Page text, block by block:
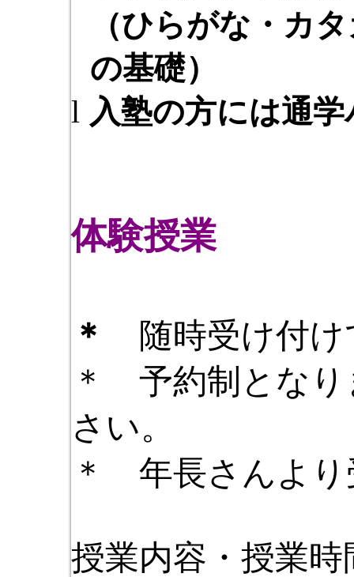
（ひらがな・カ
の基礎）
l 入塾の方には通
体験授業
＊
随時受け付
＊ 予約制となり
さい。
＊ 年長さんより
授業内容・授業